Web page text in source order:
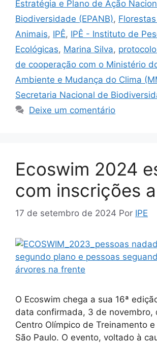
Estratégia e Plano de Ação
Biodiversidade (EPANB),
Animais, IPÊ, IPÊ - Instituto de
Ecológicas, Marina Silva,
de cooperação com o Ministério
Ambiente e Mudança do Clima
Secretaria Nacional de
Deixe um comentário
Ecoswim 2024
com inscrições
17 de setembro de 2024 Por IPE
O Ecoswim chega a sua 16ª
data confirmada, 3 de novembro,
Centro Olímpico de Treinamento
São Paulo. O evento, voltado à